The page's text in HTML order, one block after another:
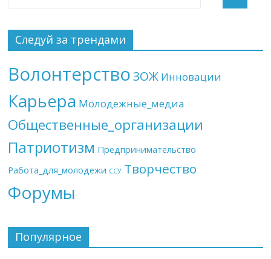
Следуй за трендами
Волонтерство ЗОЖ Инновации
Карьера Молодежные_медиа
Общественные_организации
Патриотизм Предпринимательство
Работа_для_молодежи ССУ Творчество
Форумы
Популярное